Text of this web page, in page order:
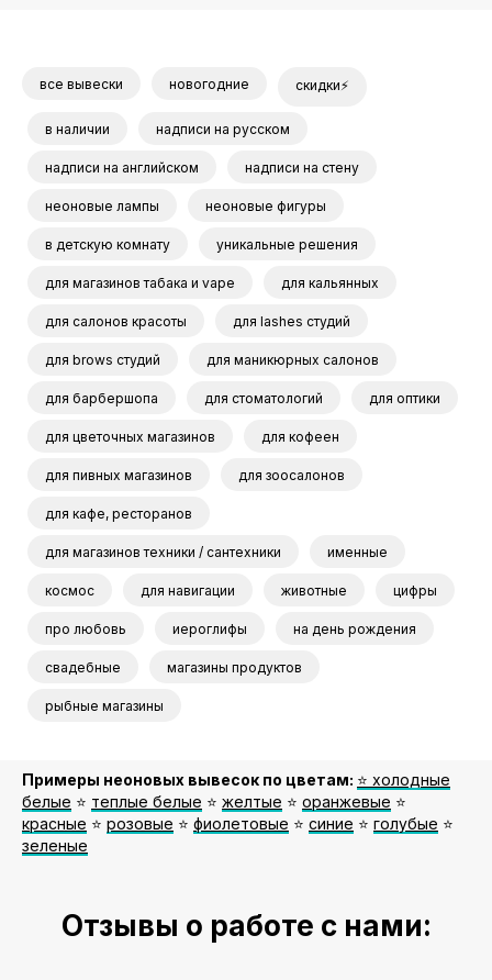
все вывески новогодние скидки⚡
в наличии надписи на русском
надписи на английском надписи на стену
неоновые лампы неоновые фигуры
в детскую комнату уникальные решения
для магазинов табака и vape для кальянных
для салонов красоты для lashes студий
для brows студий для маникюрных салонов
для барбершопа для стоматологий для оптики
для цветочных магазинов для кофеен
для пивных магазинов для зоосалонов
для кафе, ресторанов
для магазинов техники / сантехники именные
космос для навигации животные цифры
про любовь иероглифы на день рождения
свадебные магазины продуктов
рыбные магазины
Примеры неоновых вывесок по цветам: ⭐️ холодные
белые ⭐️ теплые белые ⭐️ желтые ⭐️ оранжевые ⭐️
красные ⭐️ розовые ⭐️ фиолетовые ⭐️ синие ⭐️ голубые ⭐️
зеленые
Отзывы о работе с нами: